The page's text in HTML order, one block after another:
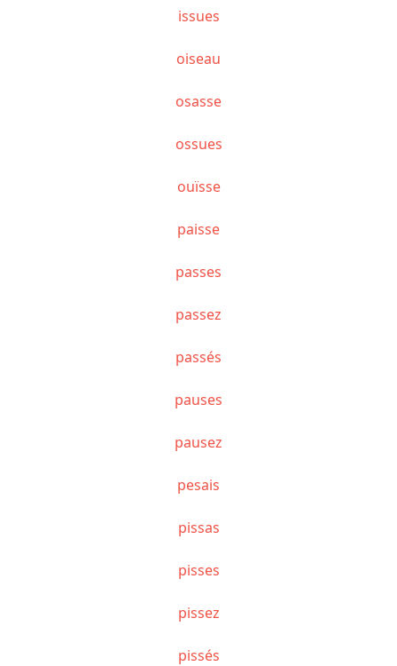
issues
oiseau
osasse
ossues
ouïsse
paisse
passes
passez
passés
pauses
pausez
pesais
pissas
pisses
pissez
pissés